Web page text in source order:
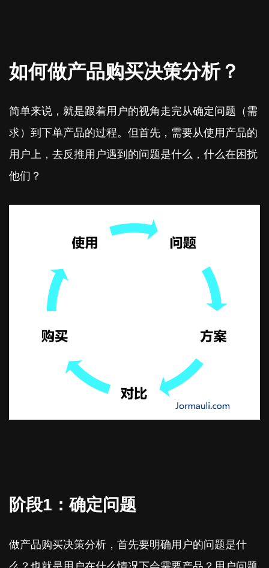
如何做产品购买决策分析？
简单来说，就是跟着用户的视角走完从确定问题（需
求）到下单产品的过程。但首先，需要从使用产品的
用户上，去反推用户遇到的问题是什么，什么在困扰
他们？
阶段1：确定问题
做产品购买决策分析，首先要明确用户的问题是什